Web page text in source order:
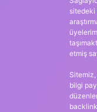
etmiş
bilgi